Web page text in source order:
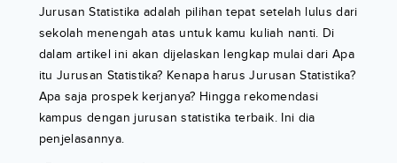
Jurusan Statistika adalah pilihan tepat setelah lulus dari
sekolah menengah atas untuk kamu kuliah nanti. Di
dalam artikel ini akan dijelaskan lengkap mulai dari Apa
itu Jurusan Statistika? Kenapa harus Jurusan Statistika?
Apa saja prospek kerjanya? Hingga rekomendasi
kampus dengan jurusan statistika terbaik. Ini dia
penjelasannya.